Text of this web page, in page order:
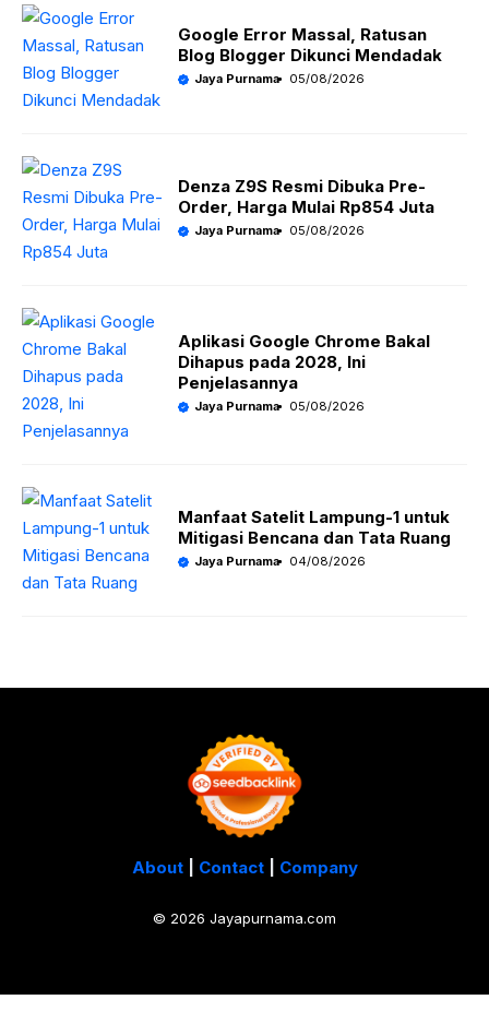
Google Error Massal, Ratusan
Blog Blogger Dikunci Mendadak
Jaya Purnama 05/08/2026
Denza Z9S Resmi Dibuka Pre-
Order, Harga Mulai Rp854 Juta
Jaya Purnama 05/08/2026
Aplikasi Google Chrome Bakal
Dihapus pada 2028, Ini
Penjelasannya
Jaya Purnama 05/08/2026
Manfaat Satelit Lampung-1 untuk
Mitigasi Bencana dan Tata Ruang
Jaya Purnama 04/08/2026
About Contact Company
© 2026 Jayapurnama.com